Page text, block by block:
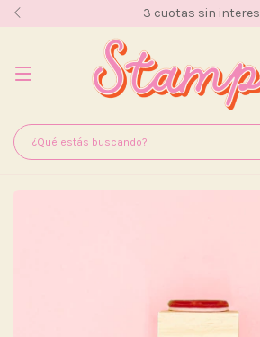
3 cuotas sin interes